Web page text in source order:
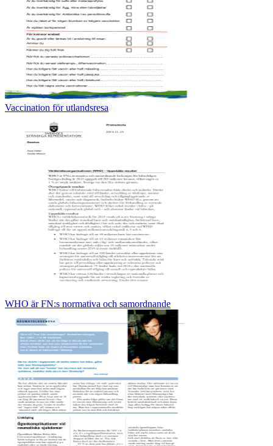
Vaccination för utlandsresa
WHO är FN:s normativa och samordnande